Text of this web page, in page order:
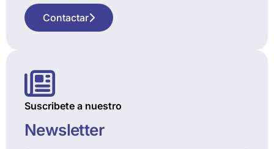
Contactar
Suscribete a nuestro
Newsletter